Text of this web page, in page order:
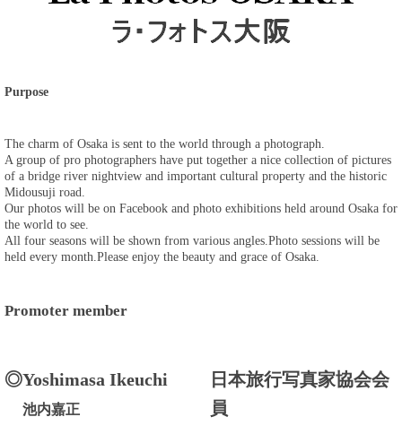
Purpose
The charm of Osaka is sent to the world through a photograph.
A group of pro photographers have put together a nice collection of pictures
of a bridge river nightview and important cultural property and the historic
Midousuji road.
Our photos will be on Facebook and photo exhibitions held around Osaka for
the world to see.
All four seasons will be shown from various angles.Photo sessions will be
held every month.Please enjoy the beauty and grace of Osaka.
Promoter member
◎Yoshimasa Ikeuchi
池内嘉正
日本旅行写真家協会会
員